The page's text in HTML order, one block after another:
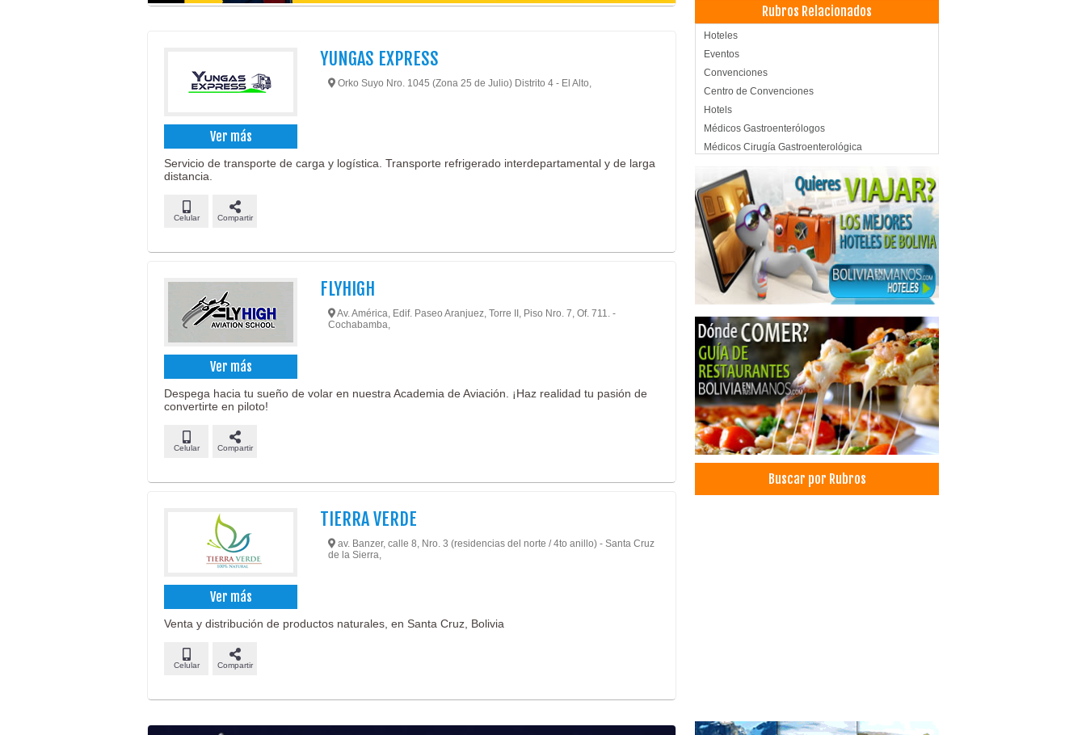
Ver más
YUNGAS EXPRESS
Orko Suyo Nro. 1045 (Zona 25 de Julio) Distrito 4 - El Alto,
Servicio de transporte de carga y logística. Transporte refrigerado interdepartamental y de larga
distancia.
Celular Compartir
Ver más
FLYHIGH
Av. América, Edif. Paseo Aranjuez, Torre II, Piso Nro. 7, Of. 711. -
Cochabamba,
Despega hacia tu sueño de volar en nuestra Academia de Aviación. ¡Haz realidad tu pasión de
convertirte en piloto!
Celular Compartir
Ver más
TIERRA VERDE
av. Banzer, calle 8, Nro. 3 (residencias del norte / 4to anillo) - Santa Cruz
de la Sierra,
Venta y distribución de productos naturales, en Santa Cruz, Bolivia
Celular Compartir
Rubros Relacionados
Hoteles
Eventos
Convenciones
Centro de Convenciones
Hotels
Médicos Gastroenterólogos
Médicos Cirugía Gastroenterológica
Coloproctología Endoscopía
Médicos Cirugía Digestiva y Laparoscópica
Transporte Aéreo
Aerolíneas
Líneas Aéreas
Transporte Turístico
Vuelos
Transporte de Pasajeros
Carga Terrestre
Mudanzas
Mudanzas Nacionales
Servicio de Carga y Transporte
Transporte Refrigerado
Transporte de Carga Nacional
Transporte de carga terrestre
Centros Educativos
Escuelas de aviación
Bioplastía de glúteos
Buscar por Rubros